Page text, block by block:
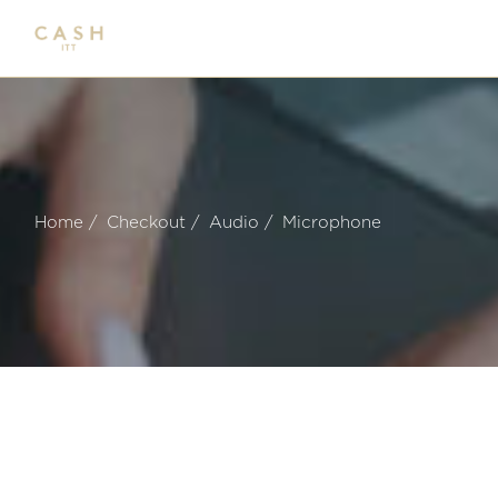
Home Checkout Audio Microphone